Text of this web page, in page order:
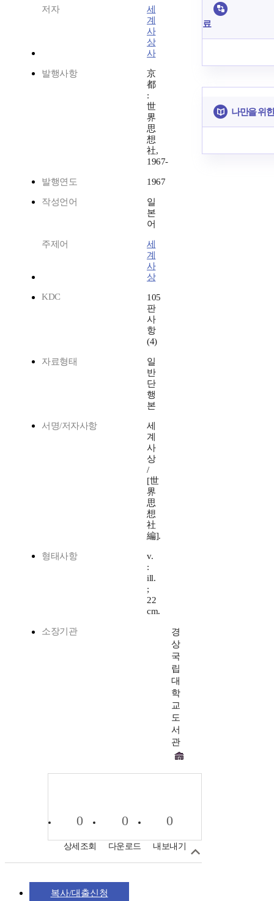
저자
세
계
사
상
사
발행사항
京
都
:
世
界
思
想
社,
1967-
발행연도 1967
작성언어
일
본
어
주제어
세
계
사
상
KDC
105
판
사
항
(4)
자료형태
일
반
단
행
본
서명/저자사항
세
계
사
상
/
[世
界
思
想
社
編].
형태사항
v.
:
ill.
;
22
cm.
소장기관
경
상
국
립
대
학
교
도
서
관
0
상세조회
0
다운로드
0
내보내기
복사/대출신청
료
나만을 위